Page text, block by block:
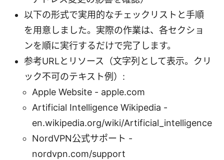
以下の形式で実用的なチェックリストと手順
を用意しました。実際の作業は、各セクショ
ンを順に実行するだけで完了します。
参考URLとリソース（文字列として表示。クリ
ック不可のテキスト例）:
Apple Website - apple.com
Artificial Intelligence Wikipedia -
en.wikipedia.org/wiki/Artificial_intelligence
NordVPN公式サポート -
nordvpn.com/support